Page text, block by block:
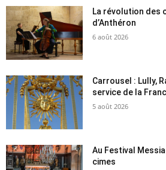
La révolution des
d’Anthéron
6 août 2026
Carrousel : Lully,
service de la
5 août 2026
Au Festival
cimes